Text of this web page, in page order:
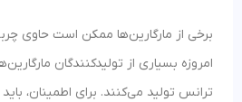
برخی از مارگارین‌ها ممکن است حاوی
امروزه بسیاری از تولیدکنندگان
ترانس تولید می‌کنند. برای اطمینان،